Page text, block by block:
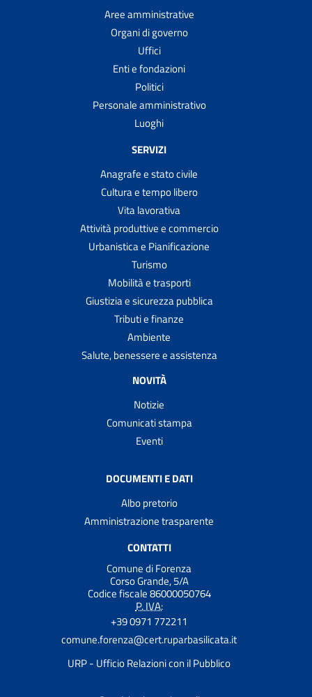
Aree amministrative
Organi di governo
Uffici
Enti e fondazioni
Politici
Personale amministrativo
Luoghi
SERVIZI
Anagrafe e stato civile
Cultura e tempo libero
Vita lavorativa
Attività produttive e commercio
Urbanistica e Pianificazione
Turismo
Mobilità e trasporti
Giustizia e sicurezza pubblica
Tributi e finanze
Ambiente
Salute, benessere e assistenza
NOVITÀ
Notizie
Comunicati stampa
Eventi
DOCUMENTI E DATI
Albo pretorio
Amministrazione trasparente
CONTATTI
Comune di Forenza
Corso Grande, 5/A
Codice fiscale 86000050764
P. IVA:
+39 0971 772211
comune.forenza@cert.ruparbasilicata.it
URP - Ufficio Relazioni con il Pubblico